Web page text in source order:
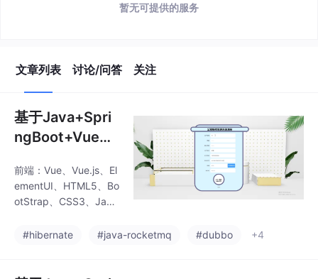
暂无可提供的服务
文章列表 讨论/问答 关注
基于Java+Spri
ngBoot+Vue+H
管理系统(源码+
LW+调试文档
维修管理系统/报
前端：Vue、Vue.js、El
ementUI、HTML5、Bo
otStrap、CSS3、Java
后端：SpringBoot+My
#hibernate #java-rocketmq #dubbo +4